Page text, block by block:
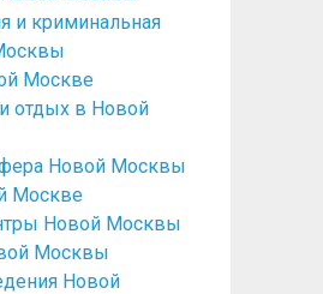
и криминальная
Москве
отдых в Новой
Новой Москвы
Москве
Новой Москвы
Москвы
Новой